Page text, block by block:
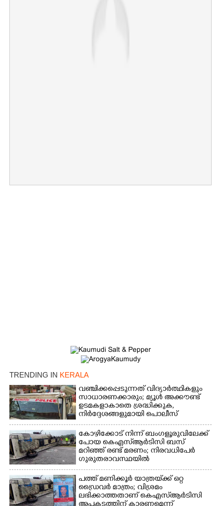
TRENDING IN KERALA
വഞ്ചിക്കപ്പെടുന്നത് വിദ്യാർത്ഥികളും
സാധാരണക്കാരും; മ്യൂൾ അക്കൗണ്ട്
ഉടമകളാകാതെ ശ്രദ്ധിക്കുക,
നിർദ്ദേശങ്ങളുമായി പൊലീസ്
കോഴിക്കോട് നിന്ന് ബംഗളൂരുവിലേക്ക്
പോയ കെഎസ്‌ആർടിസി ബസ്
മറിഞ്ഞ് രണ്ട് മരണം; നിരവധിപേർ
ഗുരുതരാവസ്ഥയിൽ
പത്ത് മണിക്കൂർ യാത്രയ്‌ക്ക് ഒറ്റ
ഡ്രൈവർ മാത്രം; വിശ്രമം
ലഭിക്കാത്തതാണ് കെഎസ്‌ആർടിസി